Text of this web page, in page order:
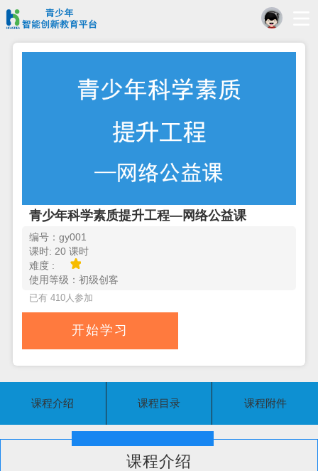
青少年科学素质提升工程—网络公益课
编号：gy001
课时: 20 课时
难度 :
使用等级：初级创客
已有410 人参加
开始学习
课程介绍 课程目录 课程附件
课程介绍